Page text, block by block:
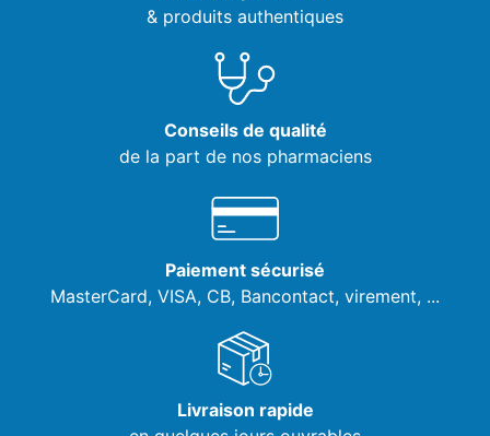
& produits authentiques
Conseils de qualité
de la part de nos pharmaciens
Paiement sécurisé
MasterCard, VISA, CB, Bancontact, virement, ...
Livraison rapide